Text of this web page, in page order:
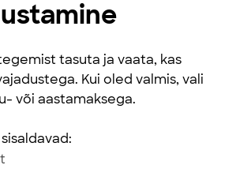
tasuta ja vaata, kas
Kui oled valmis, vali
või aastamaksega.